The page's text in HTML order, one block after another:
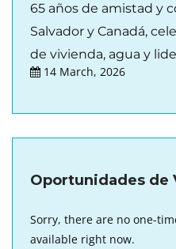
65 años de amistad y
Salvador y Canadá,
de vivienda, agua y
14 March, 2026
Oportunidades de
Sorry, there are no one-
available right now.